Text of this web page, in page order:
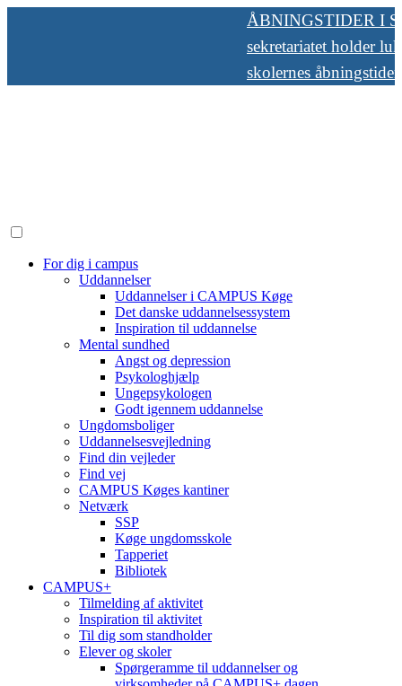
ÅBNINGSTIDER I
sekretariatet holder
skolernes åbningstider her
For dig i campus
Uddannelser
Uddannelser i CAMPUS Køge
Det danske uddannelsessystem
Inspiration til uddannelse
Mental sundhed
Angst og depression
Psykologhjælp
Ungepsykologen
Godt igennem uddannelse
Ungdomsboliger
Uddannelsesvejledning
Find din vejleder
Find vej
CAMPUS Køges kantiner
Netværk
SSP
Køge ungdomsskole
Tapperiet
Bibliotek
CAMPUS+
Tilmelding af aktivitet
Inspiration til aktivitet
Til dig som standholder
Elever og skoler
Spørgeramme til uddannelser og